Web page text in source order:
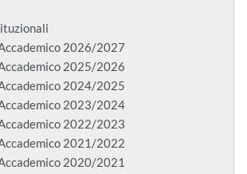
2026/2027
2025/2026
2024/2025
2023/2024
2022/2023
2021/2022
2020/2021